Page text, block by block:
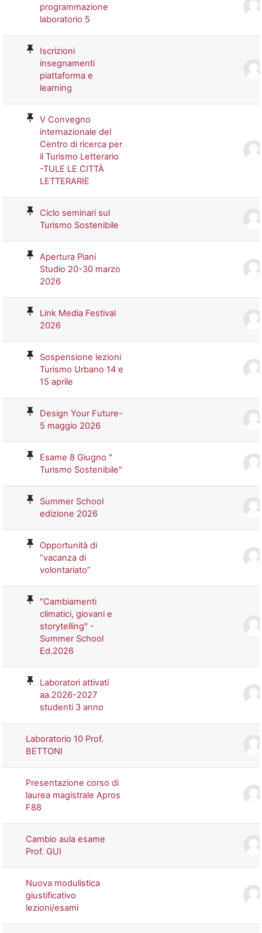
programmazione
laboratorio 5
Iscrizioni
insegnamenti
piattaforma e
learning
V Convegno
internazionale del
Centro di ricerca per
il Turismo Letterario
-TULE LE CITTÀ
LETTERARIE
Ciclo seminari sul
Turismo Sostenibile
Apertura Piani
Studio 20-30 marzo
2026
Link Media Festival
2026
Sospensione lezioni
Turismo Urbano 14 e
15 aprile
Design Your Future-
5 maggio 2026
Esame 8 Giugno "
Turismo Sostenibile"
Summer School
edizione 2026
Opportunità di
“vacanza di
volontariato”
"Cambiamenti
climatici, giovani e
storytelling" -
Summer School
Ed.2026
Laboratori attivati
aa.2026-2027
studenti 3 anno
Laboratorio 10 Prof.
BETTONI
Presentazione corso di
laurea magistrale Apros
F88
Cambio aula esame
Prof. GUI
Nuova modulistica
giustificativo
lezioni/esami